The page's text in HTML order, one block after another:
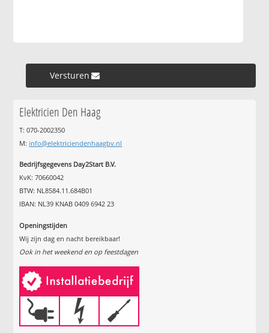
Versturen »
Elektricien Den Haag
T: 070-2002350
M: info@elektriciendenhaagbv.nl
Bedrijfsgegevens Day2Start B.V.
KvK: 70660042
BTW: NL8584.11.684B01
IBAN: NL39 KNAB 0409 6942 23
Openingstijden
Wij zijn dag en nacht bereikbaar!
Ook in het weekend en op feestdagen